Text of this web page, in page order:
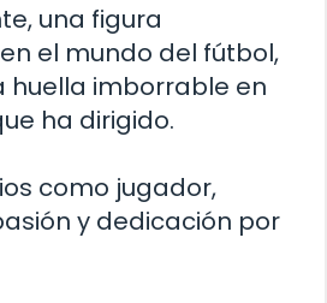
una figura
el mundo del fútbol,
huella imborrable en
ha dirigido.
como jugador,
y dedicación por